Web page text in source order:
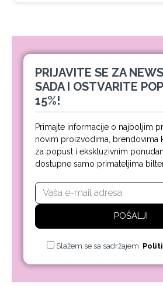
PRIJAVITE SE ZA
SADA I OSTVARITE
15%!
Primajte informacije o najboljim
novim proizvodima, brendovima
za popust i ekskluzivnim
dostupne samo primateljima
POŠALJI
Slažem se sa sadržajem